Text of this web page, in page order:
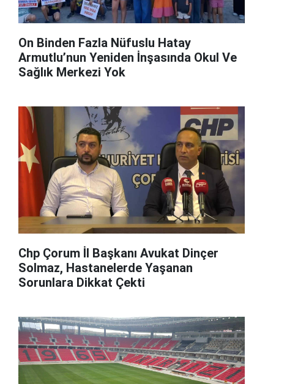
On Binden Fazla Nüfuslu Hatay
Armutlu’nun Yeniden İnşasında Okul Ve
Sağlık Merkezi Yok
Chp Çorum İl Başkanı Avukat Dinçer
Solmaz, Hastanelerde Yaşanan
Sorunlara Dikkat Çekti